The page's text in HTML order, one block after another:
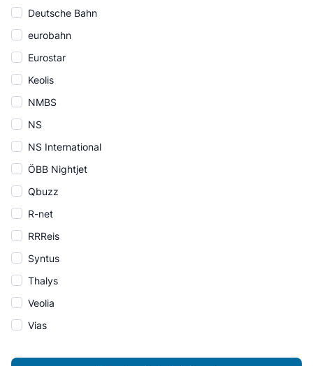
Deutsche Bahn
eurobahn
Eurostar
Keolis
NMBS
NS
NS International
ÖBB Nightjet
Qbuzz
R-net
RRReis
Syntus
Thalys
Veolia
Vias